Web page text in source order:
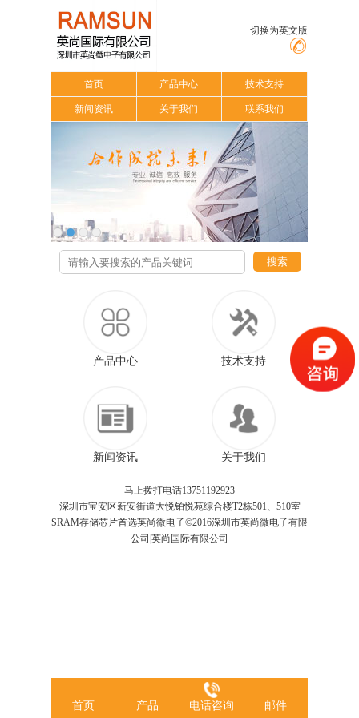
切换为英文版
首页 产品中心 技术支持
新闻资讯 关于我们 联系我们
搜索
产品中心 技术支持
新闻资讯 关于我们
马上拨打电话13751192923
深圳市宝安区新安街道大悦铂悦苑综合楼T2栋501、510室
SRAM存储芯片首选英尚微电子©2016深圳市英尚微电子有限
公司|英尚国际有限公司
首页 产品 电话咨询 邮件